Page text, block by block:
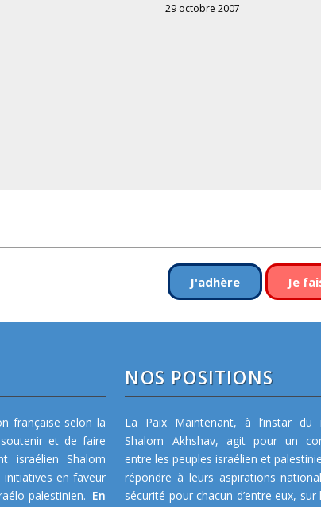
29 octobre 2007
J'adhère Je
française selon la
et de faire
israélien Shalom
en faveur
palestinien. En
NOS POSITIONS
La Paix Maintenant, à l’instar du
Shalom Akhshav, agit pour un
entre les peuples israélien et
répondre à leurs aspirations
sécurité pour chacun d’entre eux, sur